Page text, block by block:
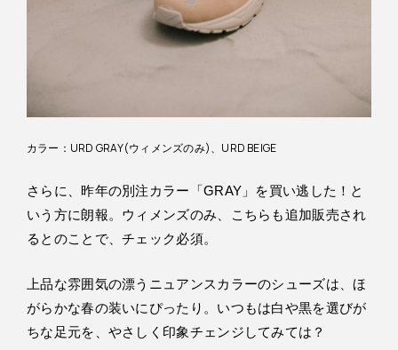
カラー：URD GRAY(ウィメンズのみ)、URD BEIGE
さらに、昨年の別注カラー「GRAY」を買い逃した！と
いう方に朗報。ウィメンズのみ、こちらも追加販売され
るとのことで、チェック必須。
上品な雰囲気の漂うニュアンスカラーのシューズは、ほ
がらかな春の装いにぴったり。いつもは白や黒を選びが
ちな足元を、やさしく印象チェンジしてみては？